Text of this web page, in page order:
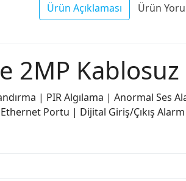
Ürün Açıklaması Ürün
2MP
| PIR Algılama | Anormal Ses
Portu | Dijital Giriş/Çıkış